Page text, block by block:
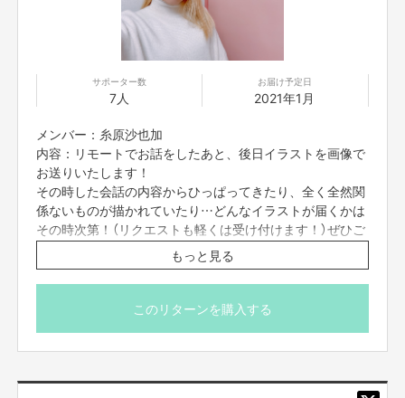
2015年4月 ミニアルバム「1000日前からI Love You!」でCDデビュー
2016年12月 1stシングル「ありがとうはほんの気持ちだよ」発売
2016年12月 なんばグランド花月でワンマンライブ開催
2017年8月 2ndシングル「スカッとサマラバ☆」発売
2018年4月 Zepp Nambaでワンマンライブ開催
2018年8月 3rdシングル「Dreamer」発売
2019年2月 1stアルバム「9」発売
「つぼみ大革命」に改名
2019年5月 4thシングル「走り出せ希望」発売
2019年10月 5thシングル「笑DNA」発売
ルミネtheよしもとでワンマンライブ開催
2019年12月 日本テレビ「女芸人No.1決定戦THE W2019」決勝進出
2020年3月 6thシングル「恋愛ランチ」発売
2020年10月7日 つんく♂全面プロデュース！7thシングル「逆襲の
2020年12月24日 なんばグランド花月にて「つぼみ大革命ワンマンツアー
～夢でも見なきゃやってられない～」開催
サポーター数
7人
お届け予定日
2021年1月
メンバー：糸原沙也加
内容：リモートでお話をしたあと、後日イラストを画像で
お送りいたします！
その時した会話の内容からひっぱってきたり、全く全然関
係ないものが描かれていたり…どんなイラストが届くかは
その時次第！（リクエストも軽くは受け付けます！）ぜひご
参加お待ちしています！
※プロジェクト本文の末尾に記載されている【ご支援にあた
ってのご注意事項】を必ずご一読ください。
もっと見る
このリターンを購入する